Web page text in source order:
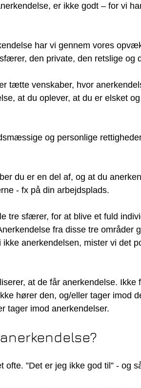
er ikke godt – for vi
har vi gennem vores
den private, den retslige og
tætte venskaber, hvor
at du oplever, at du er elsket
og personlige
du er en del af, og at du
- fx på din arbejdsplads.
tre sfærer, for at blive et fuld
fra disse tre områder
anerkendelsen, mister vi det
at de får anerkendelse. Ikke
hører den, og/eller tager imod
tager imod anerkendelser.
”Det er jeg ikke god til” - og